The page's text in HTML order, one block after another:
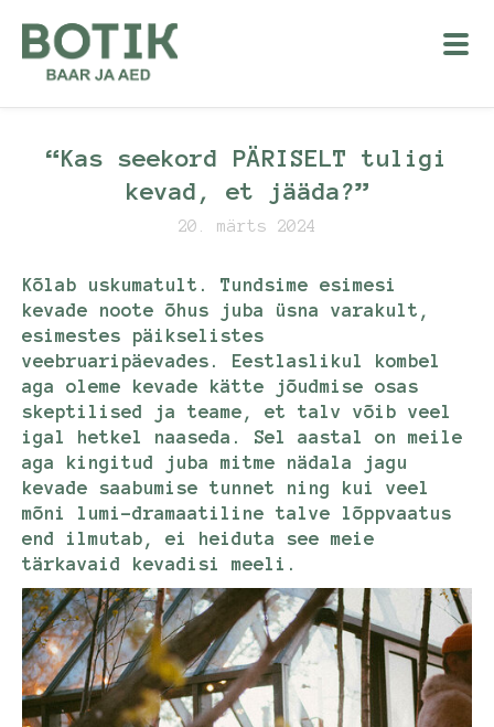
“Kas seekord PÄRISELT tuligi
kevad, et jääda?”
20. märts 2024
Kõlab uskumatult. Tundsime esimesi
kevade noote õhus juba üsna varakult,
esimestes päikselistes
veebruaripäevades. Eestlaslikul kombel
aga oleme kevade kätte jõudmise osas
skeptilised ja teame, et talv võib veel
igal hetkel naaseda. Sel aastal on meile
aga kingitud juba mitme nädala jagu
kevade saabumise tunnet ning kui veel
mõni lumi-dramaatiline talve lõppvaatus
end ilmutab, ei heiduta see meie
tärkavaid kevadisi meeli.